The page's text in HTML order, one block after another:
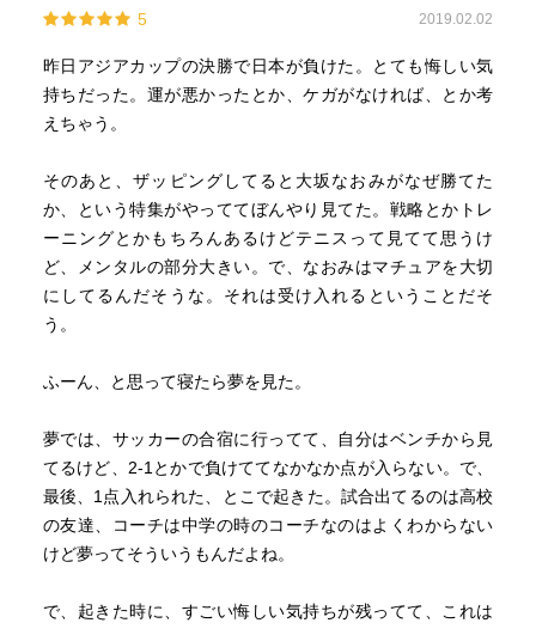
5 2019.02.02
昨日アジアカップの決勝で日本が負けた。とても悔しい気
持ちだった。運が悪かったとか、ケガがなければ、とか考
えちゃう。
そのあと、ザッピングしてると大坂なおみがなぜ勝てた
か、という特集がやっててぼんやり見てた。戦略とかトレ
ーニングとかもちろんあるけどテニスって見てて思うけ
ど、メンタルの部分大きい。で、なおみはマチュアを大切
にしてるんだそうな。それは受け入れるということだそ
う。
ふーん、と思って寝たら夢を見た。
夢では、サッカーの合宿に行ってて、自分はベンチから見
てるけど、2-1とかで負けててなかなか点が入らない。で、
最後、1点入れられた、とこで起きた。試合出てるのは高校
の友達、コーチは中学の時のコーチなのはよくわからない
けど夢ってそういうもんだよね。
で、起きた時に、すごい悔しい気持ちが残ってて、これは